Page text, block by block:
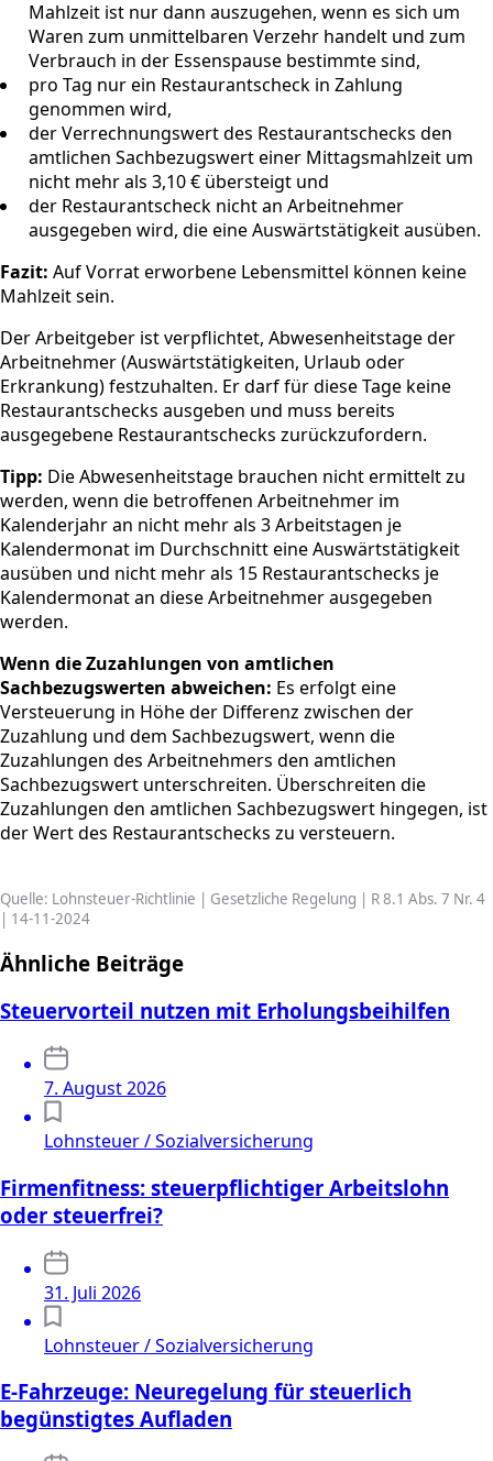
Mahlzeit ist nur dann auszugehen, wenn es sich um
Waren zum unmittelbaren Verzehr handelt und zum
Verbrauch in der Essenspause bestimmte sind,
pro Tag nur ein Restaurantscheck in Zahlung
genommen wird,
der Verrechnungswert des Restaurantschecks den
amtlichen Sachbezugswert einer Mittagsmahlzeit um
nicht mehr als 3,10 € übersteigt und
der Restaurantscheck nicht an Arbeitnehmer
ausgegeben wird, die eine Auswärtstätigkeit ausüben.
Fazit: Auf Vorrat erworbene Lebensmittel können keine
Mahlzeit sein.
Der Arbeitgeber ist verpflichtet, Abwesenheitstage der
Arbeitnehmer (Auswärtstätigkeiten, Urlaub oder
Erkrankung) festzuhalten. Er darf für diese Tage keine
Restaurantschecks ausgeben und muss bereits
ausgegebene Restaurantschecks zurückzufordern.
Tipp: Die Abwesenheitstage brauchen nicht ermittelt zu
werden, wenn die betroffenen Arbeitnehmer im
Kalenderjahr an nicht mehr als 3 Arbeitstagen je
Kalendermonat im Durchschnitt eine Auswärtstätigkeit
ausüben und nicht mehr als 15 Restaurantschecks je
Kalendermonat an diese Arbeitnehmer ausgegeben
werden.
Wenn die Zuzahlungen von amtlichen
Sachbezugswerten abweichen: Es erfolgt eine
Versteuerung in Höhe der Differenz zwischen der
Zuzahlung und dem Sachbezugswert, wenn die
Zuzahlungen des Arbeitnehmers den amtlichen
Sachbezugswert unterschreiten. Überschreiten die
Zuzahlungen den amtlichen Sachbezugswert hingegen, ist
der Wert des Restaurantschecks zu versteuern.
Quelle: Lohnsteuer-Richtlinie | Gesetzliche Regelung | R 8.1 Abs. 7 Nr. 4
| 14-11-2024
Ähnliche Beiträge
Steuervorteil nutzen mit Erholungsbeihilfen
7. August 2026
Lohnsteuer / Sozialversicherung
Firmenfitness: steuerpflichtiger Arbeitslohn
oder steuerfrei?
31. Juli 2026
Lohnsteuer / Sozialversicherung
E-Fahrzeuge: Neuregelung für steuerlich
begünstigtes Aufladen